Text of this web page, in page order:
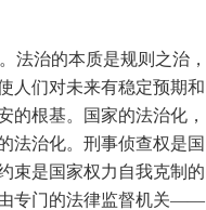
治的本质是规则之治，
人们对未来有稳定预期和
的根基。国家的法治化，
法治化。刑事侦查权是国
束是国家权力自我克制的
由专门的法律监督机关——